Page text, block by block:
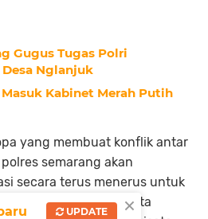
Gugus Tugas Polri
Nglanjuk
Kabinet Merah Putih
yang membuat konflik antar
semarang akan
secara terus menerus untuk
kembang api serta
×
UPDATE